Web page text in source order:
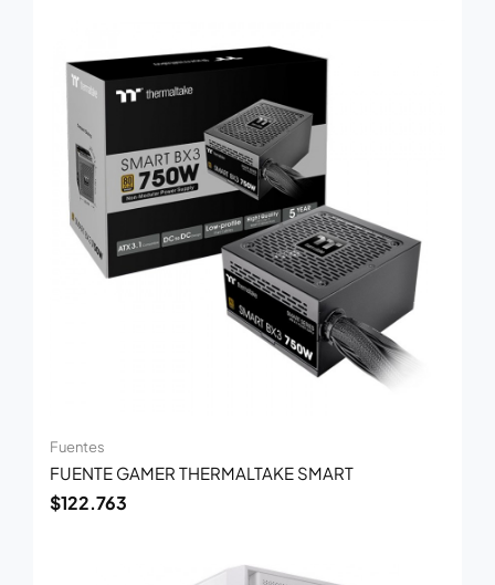
Fuentes
FUENTE GAMER THERMALTAKE SMART
$122.763